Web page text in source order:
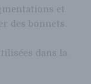
et
des bonnets.
dans la